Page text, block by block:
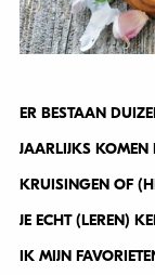
ER BESTAAN
JAARLIJKS KOMEN
KRUISINGEN OF
JE ECHT (LEREN)
IK MIJN